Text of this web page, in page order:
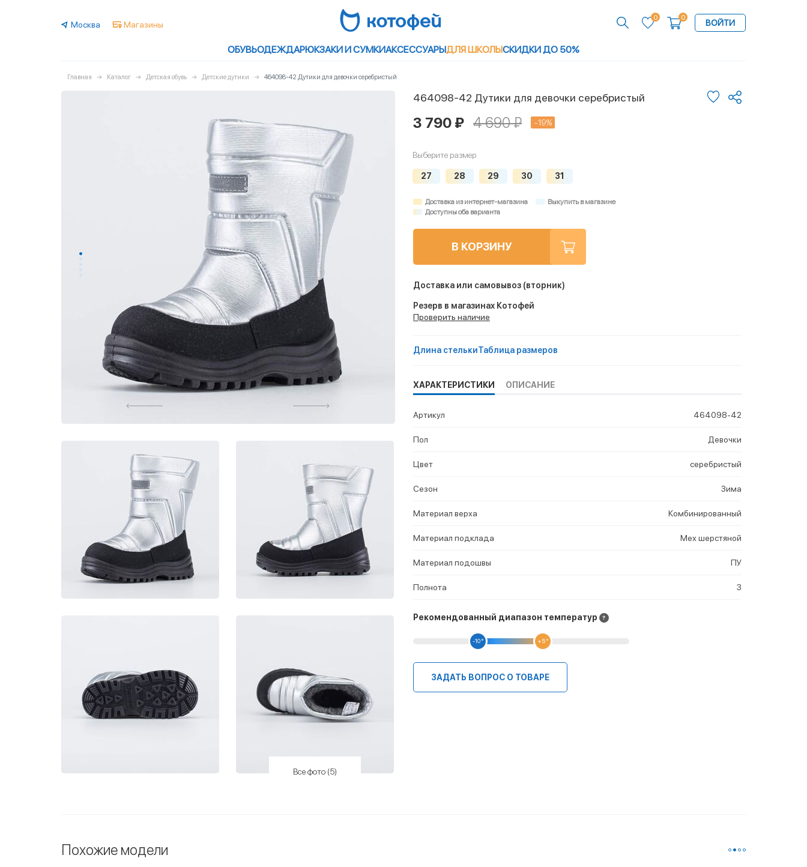
Москва Магазины
0 0
ВОЙТИ
ОБУВЬОДЕЖДАРЮКЗАКИ И СУМКИАКСЕССУАРЫДЛЯ ШКОЛЫСКИДКИ ДО 50%
Главная Каталог Детская обувь Детские дутики 464098-42 Дутики для девочки серебристый
Все фото (5)
464098-42 Дутики для девочки серебристый
3 790 ₽ 4 690 ₽ -19%
Выберите размер
27 28 29 30 31
Доставка из интернет-магазина
Выкупить в магазине
Доступны оба варианта
В КОРЗИНУ
Доставка или самовывоз (вторник)
Резерв в магазинах Котофей
Проверить наличие
Длина стелькиТаблица размеров
ХАРАКТЕРИСТИКИ ОПИСАНИЕ
Артикул 464098-42
Пол Девочки
Цвет серебристый
Сезон Зима
Материал верха Комбинированный
Материал подклада Мех шерстяной
Материал подошвы ПУ
Полнота 3
Рекомендованный диапазон температур
-10 ° +5 °
ЗАДАТЬ ВОПРОС О ТОВАРЕ
Похожие модели